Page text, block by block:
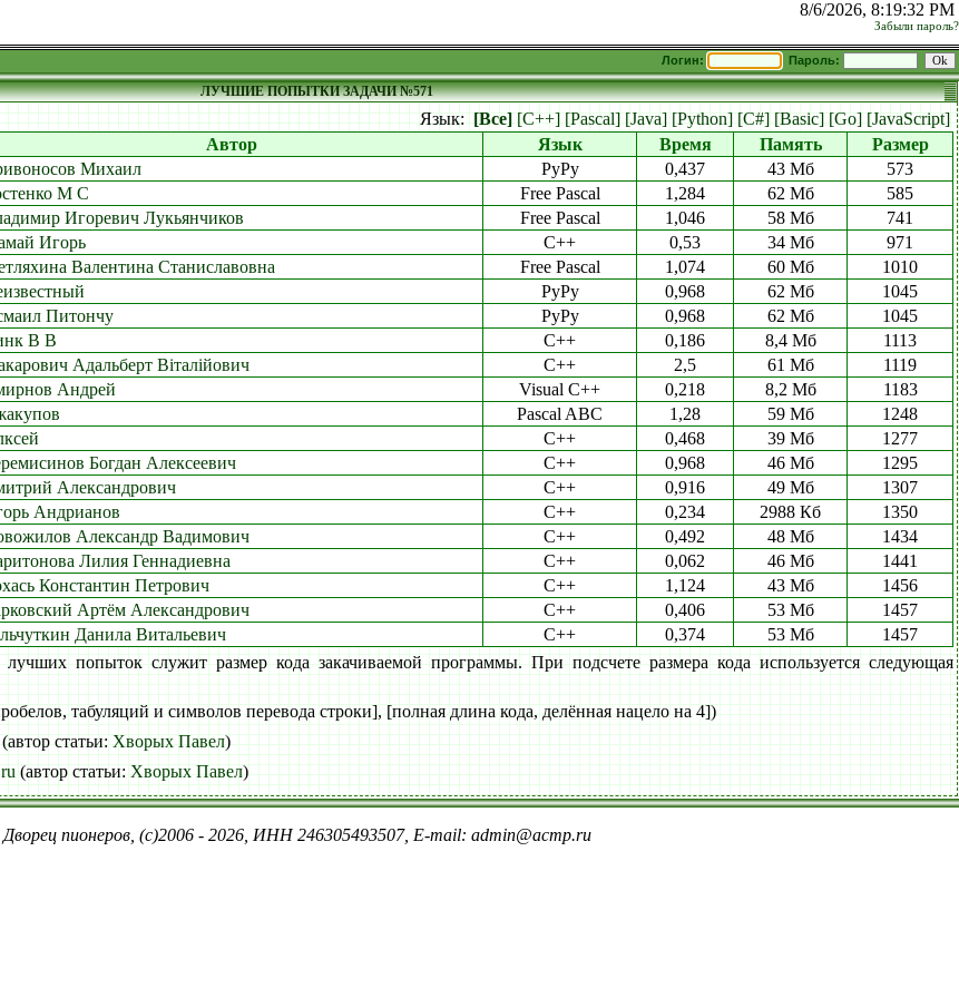
8/6/2026, 8:19:32 PM
Забыли пароль?
Логин: Пароль:
ЛУЧШИЕ ПОПЫТКИ ЗАДАЧИ №571
Язык:[Все] [C++] [Pascal] [Java] [Python] [C#] [Basic] [Go] [JavaScript]
Автор Язык Время Память
Размер
Михаил PyPy 0,437 43 Мб
573
М С Free Pascal 1,284 62 Мб
585
Игоревич Лукьянчиков Free Pascal 1,046 58 Мб
741
Игорь C++ 0,53 34 Мб
971
Валентина Станиславовна Free Pascal 1,074 60 Мб
1010
PyPy 0,968 62 Мб
1045
Питончу PyPy 0,968 62 Мб
1045
В В C++ 0,186 8,4 Мб
1113
Адальберт Віталійович C++ 2,5 61 Мб
1119
Андрей Visual C++ 0,218 8,2 Мб
1183
Pascal ABC 1,28 59 Мб
1248
C++ 0,468 39 Мб
1277
Богдан Алексеевич C++ 0,968 46 Мб
1295
Александрович C++ 0,916 49 Мб
1307
Андрианов C++ 0,234 2988 Кб
1350
Александр Вадимович C++ 0,492 48 Мб
1434
Лилия Геннадиевна C++ 0,062 46 Мб
1441
Константин Петрович C++ 1,124 43 Мб
1456
Артём Александрович C++ 0,406 53 Мб
1457
Данила Витальевич C++ 0,374 53 Мб
1457
попыток служит размер кода закачиваемой программы. При подсчете размера кода используется следующая
табуляций и символов перевода строки], [полная длина кода, делённая нацело на 4])
(автор статьи:Хворых Павел)
(автор статьи:Хворых Павел)
Дворец пионеров, (c)2006 - 2026, ИНН 246305493507, E-mail: admin@acmp.ru